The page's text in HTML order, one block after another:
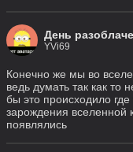
День
YVi69
Конечно же мы во
ведь думать так как то
бы это происходило где
зарождения вселенной
появлялись